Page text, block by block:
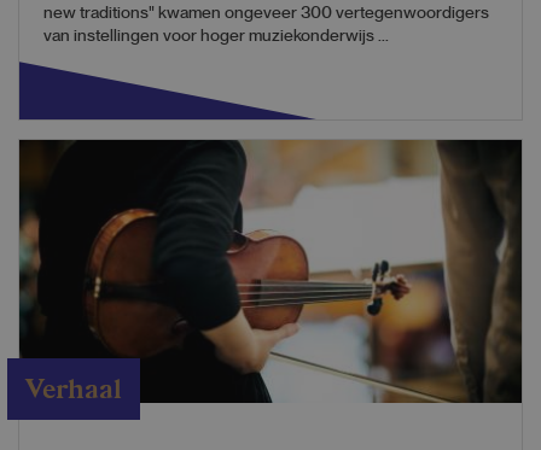
new traditions" kwamen ongeveer 300 vertegenwoordigers
van instellingen voor hoger muziekonderwijs ...
Verhaal